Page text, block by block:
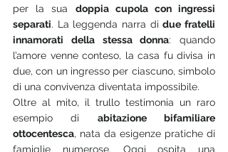
per la sua doppia cupola con ingressi
separati. La leggenda narra di due fratelli
innamorati della stessa donna: quando
l’amore venne conteso, la casa fu divisa in
due, con un ingresso per ciascuno, simbolo
di una convivenza diventata impossibile.
Oltre al mito, il trullo testimonia un raro
esempio di abitazione bifamiliare
ottocentesca, nata da esigenze pratiche di
famiglie numerose. Oggi ospita una